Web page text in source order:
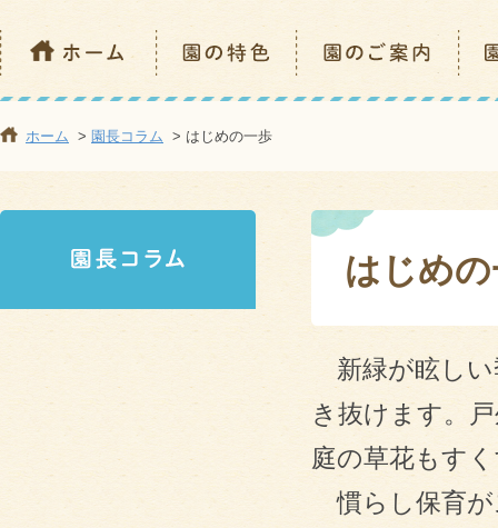
ホーム > 園長コラム > はじめの一歩
はじめ
新緑が眩しい
き抜けます。
庭の草花もす
慣らし保育が